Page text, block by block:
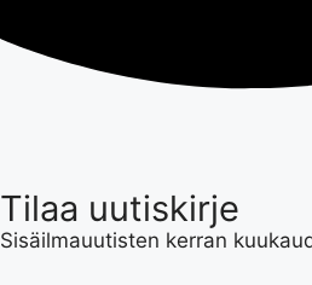
Tilaa uutiskirje
Sisäilmauutisten kerran